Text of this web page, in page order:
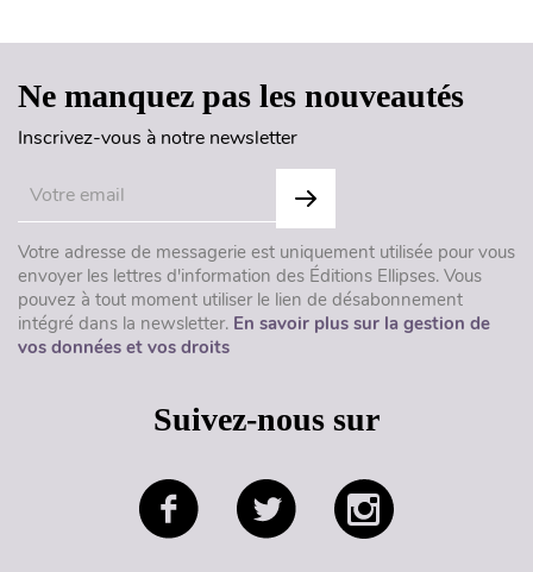
Ne manquez pas les nouveautés
Inscrivez-vous à notre newsletter
Votre adresse de messagerie est uniquement utilisée pour vous
envoyer les lettres d'information des Éditions Ellipses. Vous
pouvez à tout moment utiliser le lien de désabonnement
intégré dans la newsletter. En savoir plus sur la gestion de
vos données et vos droits
Suivez-nous sur